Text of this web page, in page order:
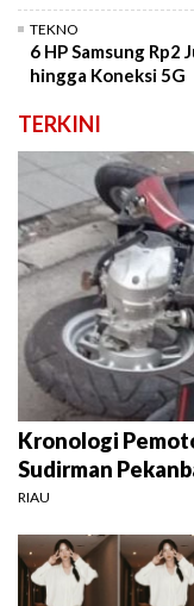
TEKNO
6 HP Samsung Rp2
hingga Koneksi 5G
TERKINI
Kronologi
Sudirman
RIAU